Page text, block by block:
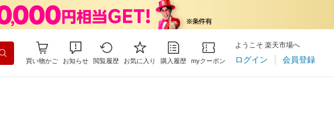
買い物かご お知らせ 閲覧履歴 お気に入り 購入履歴 myクーポン
ようこそ 楽天市場へ
ログイン 会員登録